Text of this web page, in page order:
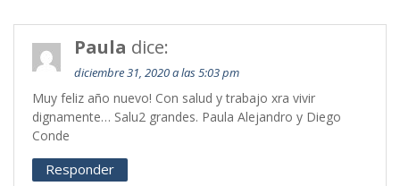
Paula dice:
diciembre 31, 2020 a las 5:03 pm
Muy feliz año nuevo! Con salud y trabajo xra vivir
dignamente… Salu2 grandes. Paula Alejandro y Diego
Conde
Responder